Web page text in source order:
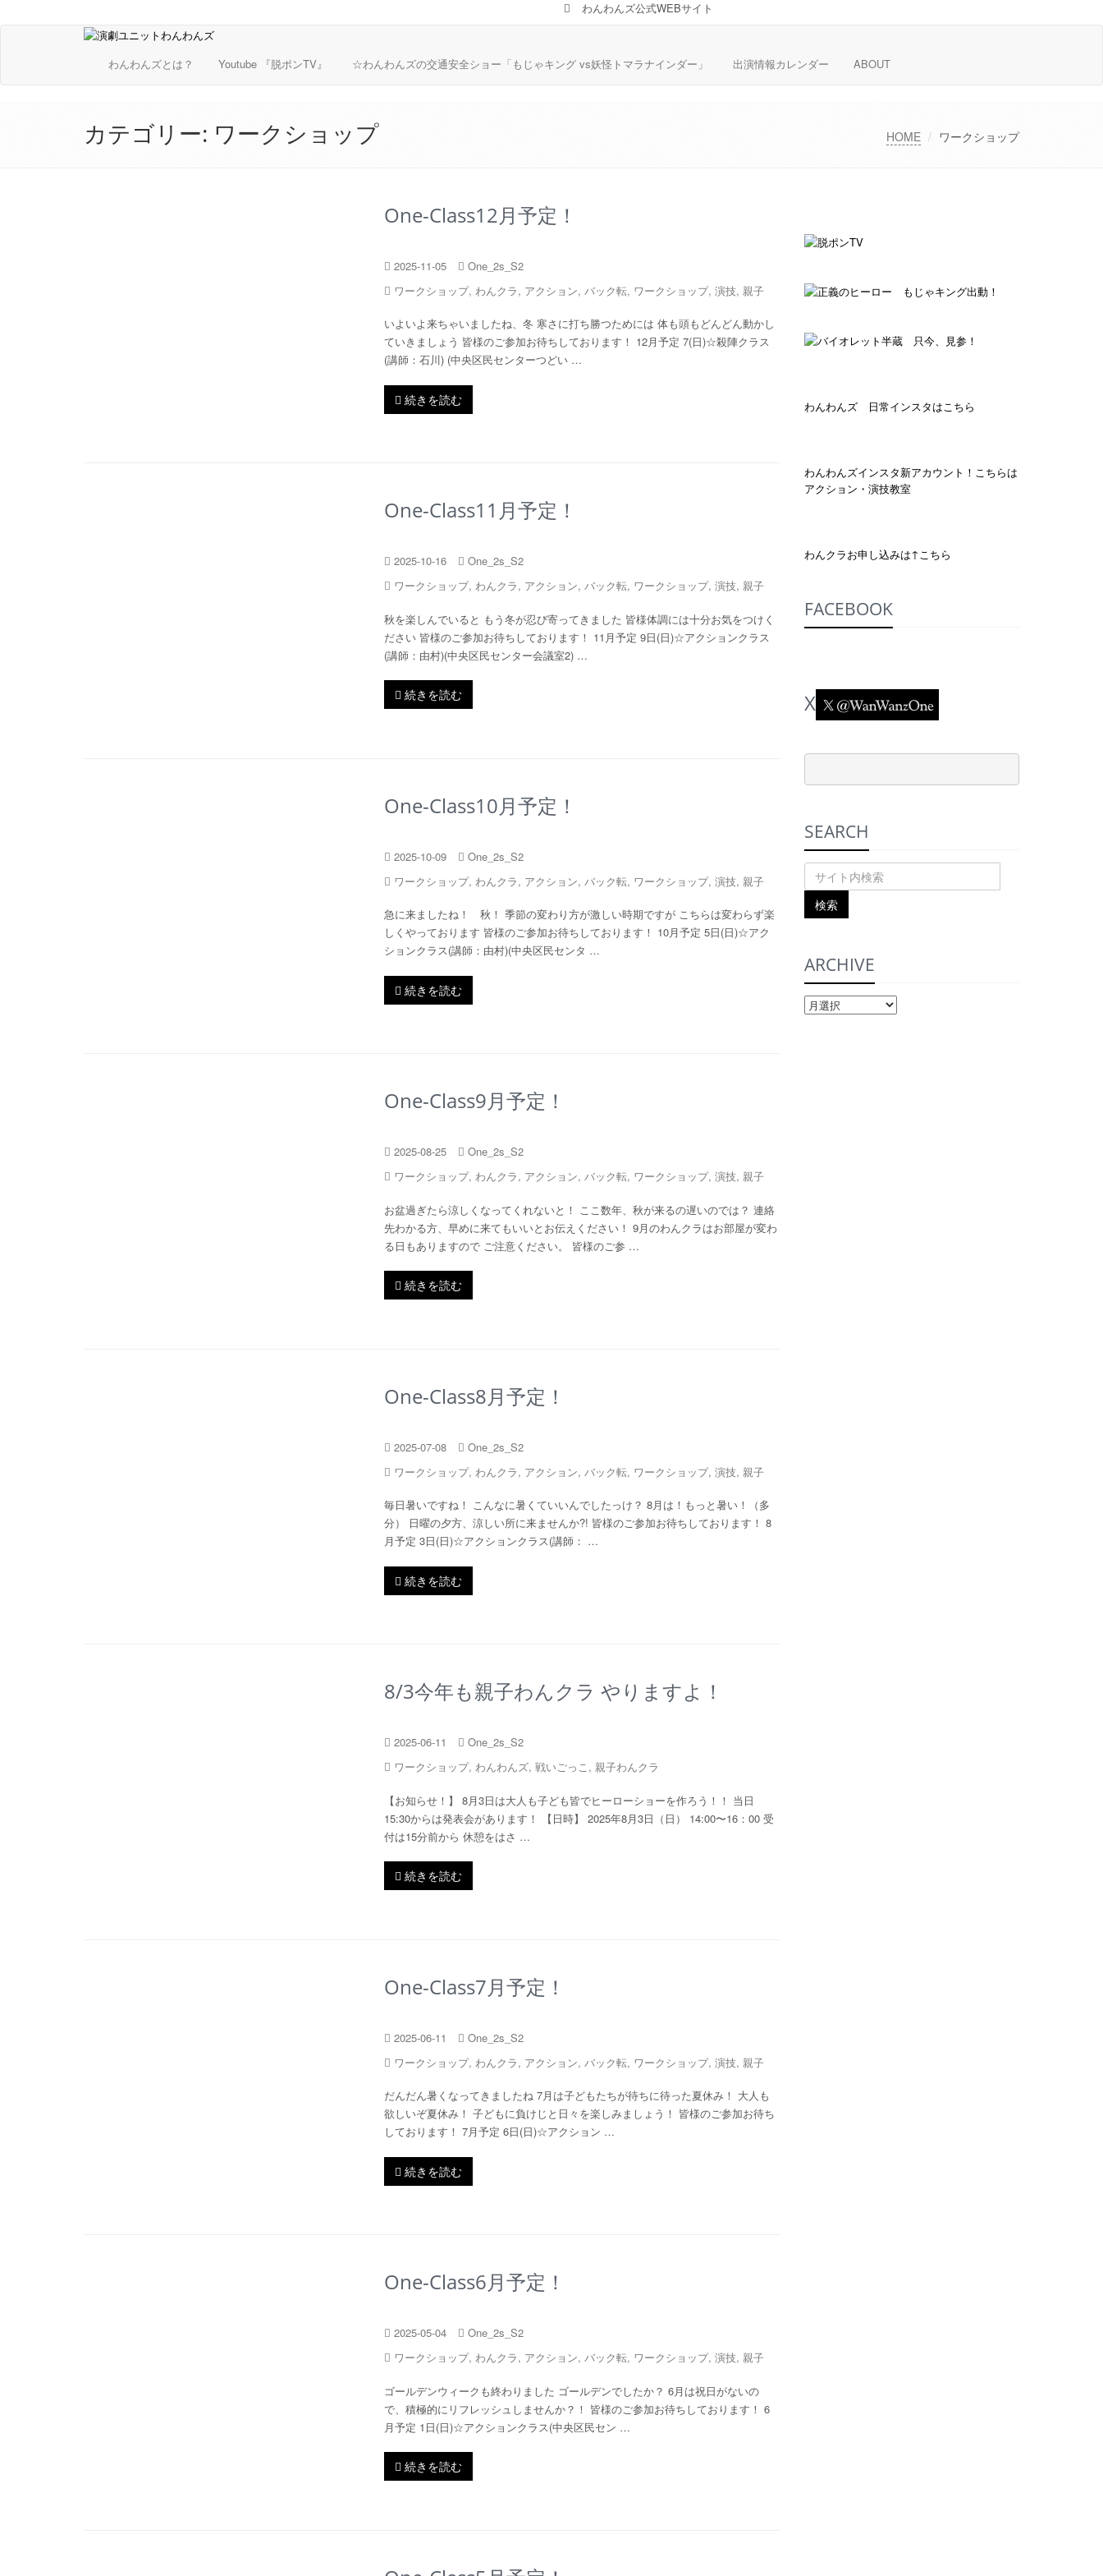
わんわんズ公式WEBサイト
わんわんズとは？ Youtube 『脱ポンTV』 ☆わんわんズの交通安全ショー「もじゃキング vs妖怪トマラナインダー」 出演情報カレンダー ABOUT
カテゴリー: ワークショップ HOME ワークショップ
One-Class12月予定！
2025-11-05
One_2s_S2
ワークショップ, わんクラ, アクション, バック転, ワークショップ, 演技, 親子
いよいよ来ちゃいましたね、冬 寒さに打ち勝つためには 体も頭もどんどん動かし
ていきましょう 皆様のご参加お待ちしております！ 12月予定 7(日)☆殺陣クラス
(講師：石川) ︎(中央区民センターつどい …
続きを読む
One-Class11月予定！
2025-10-16
One_2s_S2
ワークショップ, わんクラ, アクション, バック転, ワークショップ, 演技, 親子
秋を楽しんでいると もう冬が忍び寄ってきました 皆様体調には十分お気をつけく
ださい 皆様のご参加お待ちしております！ 11月予定 9日(日)☆アクションクラス
(講師：由村)(中央区民センター会議室2) …
続きを読む
One-Class10月予定！
2025-10-09
One_2s_S2
ワークショップ, わんクラ, アクション, バック転, ワークショップ, 演技, 親子
急に来ましたね！ 秋！ 季節の変わり方が激しい時期ですが こちらは変わらず楽
しくやっております 皆様のご参加お待ちしております！ 10月予定 5日(日)☆アク
ションクラス(講師：由村)(中央区民センタ …
続きを読む
One-Class9月予定！
2025-08-25
One_2s_S2
ワークショップ, わんクラ, アクション, バック転, ワークショップ, 演技, 親子
お盆過ぎたら涼しくなってくれないと！ ここ数年、秋が来るの遅いのでは？ 連絡
先わかる方、早めに来てもいいとお伝えください！ 9月のわんクラはお部屋が変わ
る日もありますので ご注意ください。 皆様のご参 …
続きを読む
One-Class8月予定！
2025-07-08
One_2s_S2
ワークショップ, わんクラ, アクション, バック転, ワークショップ, 演技, 親子
毎日暑いですね！ こんなに暑くていいんでしたっけ？ 8月は！もっと暑い！（多
分） 日曜の夕方、涼しい所に来ませんか?! 皆様のご参加お待ちしております！ 8
月予定 3日(日)☆アクションクラス(講師： …
続きを読む
8/3今年も親子わんクラ やりますよ！
2025-06-11
One_2s_S2
ワークショップ, わんわんズ, 戦いごっこ , 親子わんクラ
【お知らせ！】 8月3日は大人も子ども皆でヒーローショーを作ろう！！ 当日
15:30からは発表会があります！ 【日時】 2025年8月3日（日） 14:00〜16：00 受
付は15分前から 休憩をはさ …
続きを読む
One-Class7月予定！
2025-06-11
One_2s_S2
ワークショップ, わんクラ, アクション, バック転, ワークショップ, 演技, 親子
だんだん暑くなってきましたね 7月は子どもたちが待ちに待った夏休み！ 大人も
欲しいぞ夏休み！ 子どもに負けじと日々を楽しみましょう！ 皆様のご参加お待ち
しております！ 7月予定 6日(日)☆アクション …
続きを読む
One-Class6月予定！
2025-05-04
One_2s_S2
ワークショップ, わんクラ, アクション, バック転, ワークショップ, 演技, 親子
ゴールデンウィークも終わりました ゴールデンでしたか？ 6月は祝日がないの
で、積極的にリフレッシュしませんか？！ 皆様のご参加お待ちしております！ 6
月予定 1日(日)☆アクションクラス(中央区民セン …
続きを読む
わんわんズ 日常インスタはこちら
わんわんズインスタ新アカウント！こちらは
アクション・演技教室
わんクラお申し込みは↑こちら
FACEBOOK
X
SEARCH
ARCHIVE
ARCHIVE